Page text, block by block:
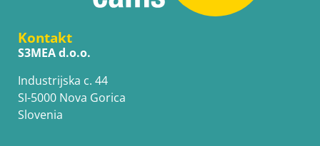
Kontakt
S3MEA d.o.o.
Industrijska c. 44
SI-5000 Nova Gorica
Slovenia